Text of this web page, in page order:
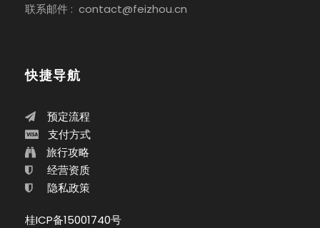
联系邮件 : contact@feizhou.cn
快捷导航
预定流程
支付方式
旅行攻略
经营资质
隐私政策
桂ICP备15001740号